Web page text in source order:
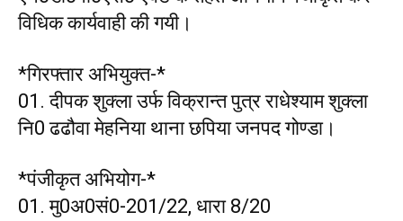
विधिक कार्यवाही की गयी।
*गिरफ्तार अभियुक्त-*
01. दीपक शुक्ला उर्फ विक्रान्त पुत्र राधेश्याम शुक्ला
नि0 ढढौवा मेहनिया थाना छपिया जनपद गोण्डा।
*पंजीकृत अभियोग-*
01. मु0अ0सं0-201/22, धारा 8/20